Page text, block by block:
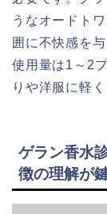
うなオードト
囲に不快感を
使用量は1～2
りや洋服に軽
ゲラン香水
徴の理解が